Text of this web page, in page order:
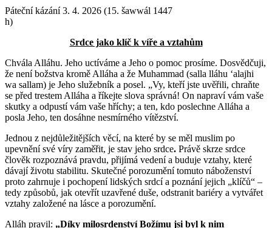
Páteční kázání 3. 4. 2026 (15. šawwál 1447
h)
Srdce jako klíč k víře a vztahům
Chvála Alláhu. Jeho uctíváme a Jeho o pomoc prosíme. Dosvědčuji,
že není božstva kromě Alláha a že Muhammad (salla lláhu ʻalajhi
wa sallam) je Jeho služebník a posel. „Vy, kteří jste uvěřili, chraňte
se před trestem Alláha a říkejte slova správná! On napraví vám vaše
skutky a odpustí vám vaše hříchy; a ten, kdo poslechne Alláha a
posla Jeho, ten dosáhne nesmírného vítězství.
Jednou z nejdůležitějších věcí, na které by se měl muslim po
upevnění své víry zaměřit, je stav jeho srdce. Právě skrze srdce
člověk rozpoznává pravdu, přijímá vedení a buduje vztahy, které
dávají životu stabilitu. Skutečné porozumění tomuto náboženství
proto zahrnuje i pochopení lidských srdcí a poznání jejich „klíčů“ –
tedy způsobů, jak otevřít uzavřené duše, odstranit bariéry a vytvářet
vztahy založené na lásce a porozumění.
Alláh pravil: „Díky milosrdenství Božímu jsi byl k nim